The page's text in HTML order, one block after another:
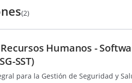
(2)
Humanos -
SST)
para la Gestión de Seguridad y